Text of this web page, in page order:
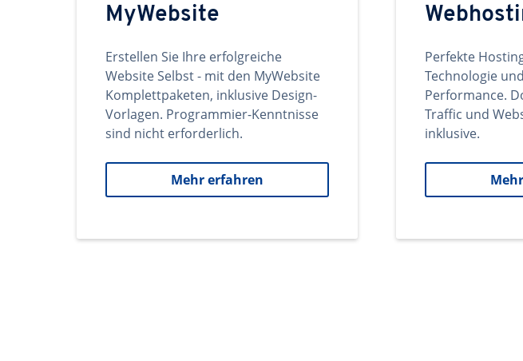
MyWebsite
Erstellen Sie Ihre erfolgreiche
Website Selbst - mit den MyWebsite
Komplettpaketen, inklusive Design-
Vorlagen. Programmier-Kenntnisse
sind nicht erforderlich.
Mehr erfahren
Perfekte
Technologie
Performance.
Traffic und
inklusive.